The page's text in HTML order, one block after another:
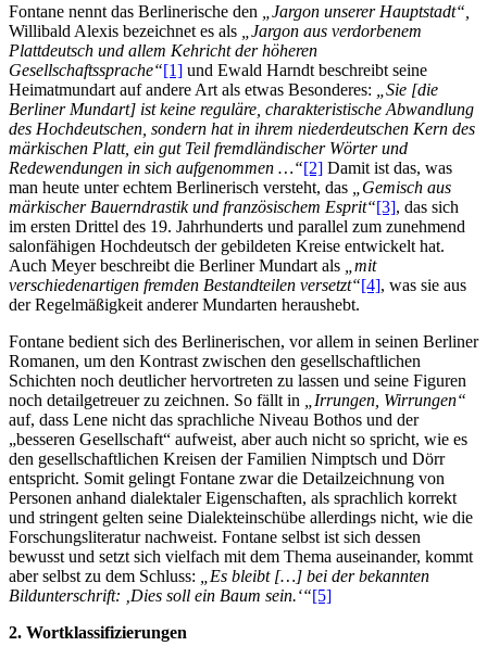
Fontane nennt das Berlinerische den „Jargon unserer Hauptstadt“,
Willibald Alexis bezeichnet es als „Jargon aus verdorbenem
Plattdeutsch und allem Kehricht der höheren
Gesellschaftssprache“[1] und Ewald Harndt beschreibt seine
Heimatmundart auf andere Art als etwas Besonderes: „Sie [die
Berliner Mundart] ist keine reguläre, charakteristische Abwandlung
des Hochdeutschen, sondern hat in ihrem niederdeutschen Kern des
märkischen Platt, ein gut Teil fremdländischer Wörter und
Redewendungen in sich aufgenommen …“[2] Damit ist das, was
man heute unter echtem Berlinerisch versteht, das „Gemisch aus
märkischer Bauerndrastik und französischem Esprit“[3], das sich
im ersten Drittel des 19. Jahrhunderts und parallel zum zunehmend
salonfähigen Hochdeutsch der gebildeten Kreise entwickelt hat.
Auch Meyer beschreibt die Berliner Mundart als „mit
verschiedenartigen fremden Bestandteilen versetzt“[4], was sie aus
der Regelmäßigkeit anderer Mundarten heraushebt.
Fontane bedient sich des Berlinerischen, vor allem in seinen Berliner
Romanen, um den Kontrast zwischen den gesellschaftlichen
Schichten noch deutlicher hervortreten zu lassen und seine Figuren
noch detailgetreuer zu zeichnen. So fällt in „Irrungen, Wirrungen“
auf, dass Lene nicht das sprachliche Niveau Bothos und der
„besseren Gesellschaft“ aufweist, aber auch nicht so spricht, wie es
den gesellschaftlichen Kreisen der Familien Nimptsch und Dörr
entspricht. Somit gelingt Fontane zwar die Detailzeichnung von
Personen anhand dialektaler Eigenschaften, als sprachlich korrekt
und stringent gelten seine Dialekteinschübe allerdings nicht, wie die
Forschungsliteratur nachweist. Fontane selbst ist sich dessen
bewusst und setzt sich vielfach mit dem Thema auseinander, kommt
aber selbst zu dem Schluss: „Es bleibt […] bei der bekannten
Bildunterschrift: ‚Dies soll ein Baum sein.‘“[5]
2. Wortklassifizierungen